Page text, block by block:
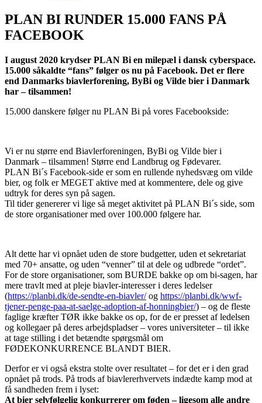
PLAN BI RUNDER 15.000 FANS PÅ
FACEBOOK
I august 2020 krydser PLAN Bi en milepæl i dansk cyberspace.
15.000 såkaldte “fans” følger os nu på Facebook. Det er flere
end Danmarks biavlerforening, ByBi og Vilde bier i Danmark
har – tilsammen!
15.000 danskere følger nu PLAN Bi på vores Facebookside:
Vi er nu større end Biavlerforeningen, ByBi og Vilde bier i
Danmark – tilsammen! Større end Landbrug og Fødevarer.
PLAN Bi´s Facebook-side er som en rullende nyhedsvæg om vilde
bier, og folk er MEGET aktive med at kommentere, dele og give
udtryk for deres syn på sagen.
Til tider genererer vi lige så meget aktivitet på PLAN Bi´s side, som
de store organisationer med over 100.000 følgere har.
Alt dette har vi opnået uden de store budgetter, uden et sekretariat
med 70+ ansatte, og uden “venner” til at dele og udbrede “ordet”.
For de store organisationer, som BURDE bakke op om bi-sagen, har
mere travlt med at pleje biavler-interesser i deres ledelser
(https://planbi.dk/de-sendte-en-biavler/og https://planbi.dk/wwf-
tjener-penge-paa-at-saelge-adoption-af-honningbier/) – og de fleste
faglige kræfter TØR ikke bakke os op, for de er presset af ledelsen
og kollegaer på deres arbejdspladser – vores universiteter – til ikke
at tage stilling i det betændte spørgsmål om
FØDEKONKURRENCE BLANDT BIER.
Derfor er vi også ekstra stolte over resultatet – for det er i den grad
opnået på trods. På trods af biavlererhvervets indædte kamp mod at
få sandheden frem i lyset:
At bier selvfølgelig konkurrerer om føden – ligesom alle andre